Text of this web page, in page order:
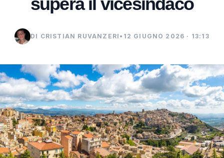
DI CRISTIAN RUVANZERI • 12 GIUGNO 2026 · 13:13